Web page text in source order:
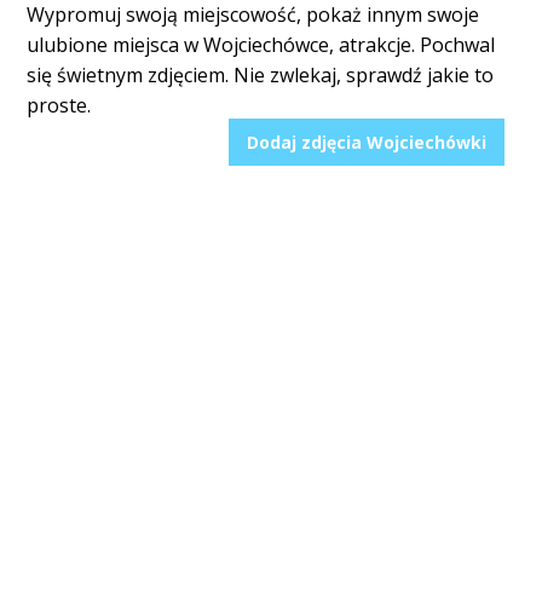
Wypromuj swoją miejscowość, pokaż innym swoje
ulubione miejsca w Wojciechówce, atrakcje. Pochwal
się świetnym zdjęciem. Nie zwlekaj, sprawdź jakie to
proste.
Dodaj zdjęcia Wojciechówki